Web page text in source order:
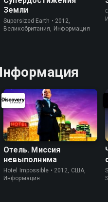
Земли
Supersized Earth • 2012,
Великобритания, Информация
Отель. Миссия
невыполнима
Hotel Impossible • 2012, США,
Информация